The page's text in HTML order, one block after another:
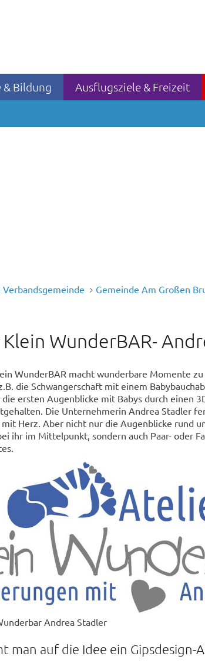
& Bildung Ausflugsziele & Freizeit
Gemeinde Am Großen
WunderBAR-
WunderBAR macht wunderbare Momente
die Schwangerschaft mit einem
ersten Augenblicke mit Babys durch einen
Die Unternehmerin Andrea Stadler
Herz. Aber nicht nur die Augenblicke rund
ihr im Mittelpunkt, sondern auch Paar- oder
Andrea Stadler
man auf die Idee ein Gipsdesign-